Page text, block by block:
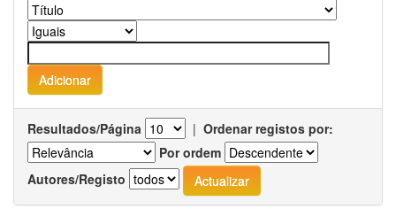
Resultados/Página | Ordenar registos por:
Por ordem
Autores/Registo